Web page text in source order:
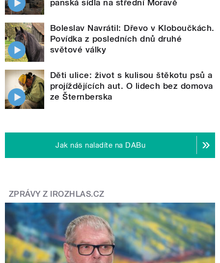
panská sídla na střední Moravě
Boleslav Navrátil: Dřevo v Kloboučkách.
Povídka z posledních dnů druhé
světové války
Děti ulice: život s kulisou štěkotu psů a
projíždějících aut. O lidech bez domova
ze Šternberska
Jak nás naladíte na DABu
ZPRÁVY Z IROZHLAS.CZ